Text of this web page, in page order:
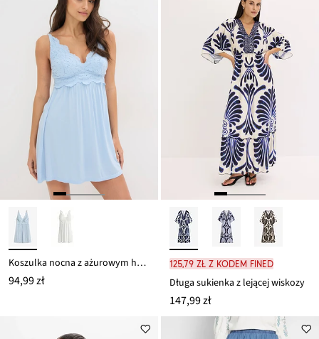
Koszulka nocna z ażurowym haftem z wiskozy
94,99 zł
125,79 zł z kodem FINED
Długa sukienka z lejącej wiskozy
147,99 zł